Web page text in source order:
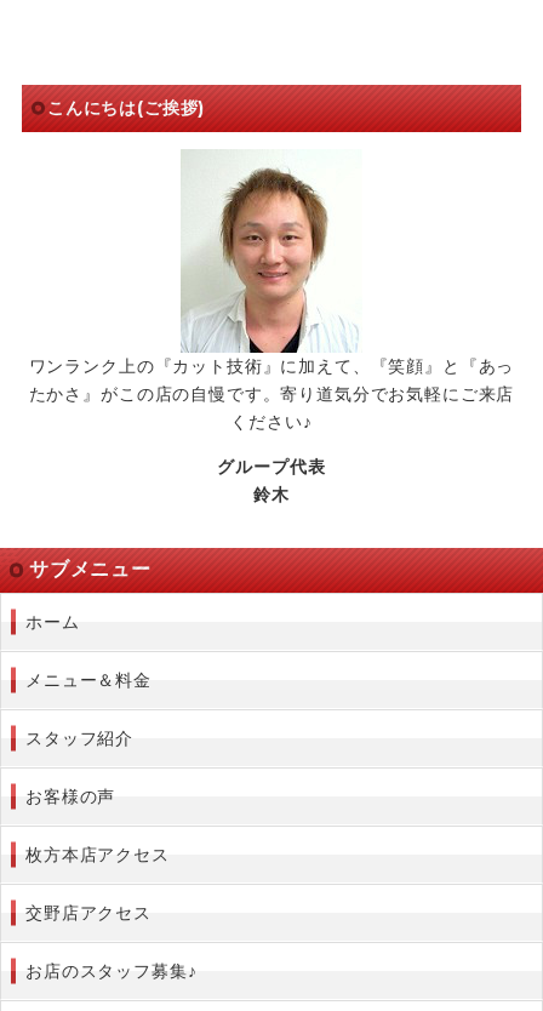
こんにちは(ご挨拶)
ワンランク上の『カット技術』に加えて、『笑顔』と『あっ
たかさ』がこの店の自慢です。寄り道気分でお気軽にご来店
ください♪
グループ代表
鈴木
サブメニュー
ホーム
メニュー＆料金
スタッフ紹介
お客様の声
枚方本店アクセス
交野店アクセス
お店のスタッフ募集♪